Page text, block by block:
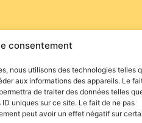
consentement
nous utilisons des technologies telles
aux informations des appareils. Le
de traiter des données telles
uniques sur ce site. Le fait de ne pas
peut avoir un effet négatif sur